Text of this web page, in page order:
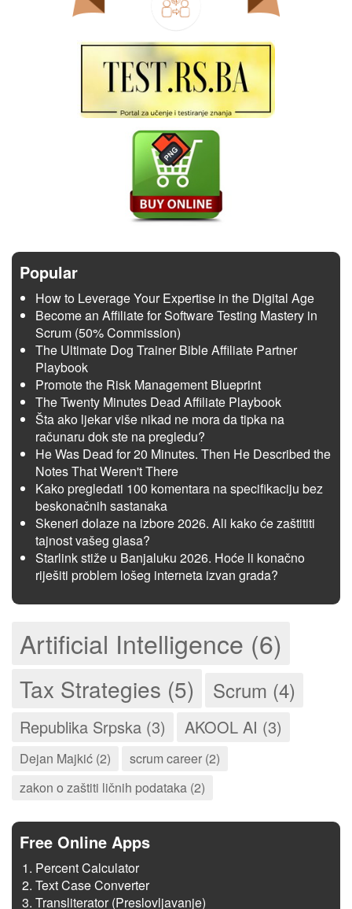
Popular
How to Leverage Your Expertise in the Digital Age
Become an Affiliate for Software Testing Mastery in
Scrum (50% Commission)
The Ultimate Dog Trainer Bible Affiliate Partner
Playbook
Promote the Risk Management Blueprint
The Twenty Minutes Dead Affiliate Playbook
Šta ako ljekar više nikad ne mora da tipka na
računaru dok ste na pregledu?
He Was Dead for 20 Minutes. Then He Described the
Notes That Weren't There
Kako pregledati 100 komentara na specifikaciju bez
beskonačnih sastanaka
Skeneri dolaze na izbore 2026. Ali kako će zaštititi
tajnost vašeg glasa?
Starlink stiže u Banjaluku 2026. Hoće li konačno
riješiti problem lošeg interneta izvan grada?
Artificial Intelligence (6)
Tax Strategies (5) Scrum (4)
Republika Srpska (3) AKOOL AI (3)
Dejan Majkić (2)
scrum career (2)
zakon o zaštiti ličnih podataka (2)
Free Online Apps
Percent Calculator
Text Case Converter
Transliterator (Preslovljavanje)